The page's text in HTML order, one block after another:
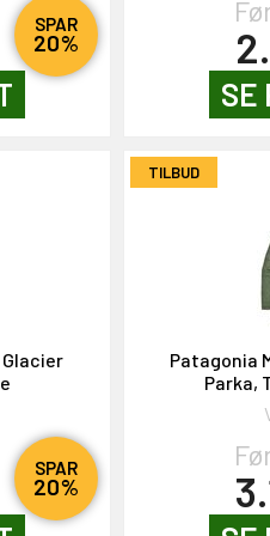
SPAR
20%
SE
SPAR
20%
TILBUD
Patagonia
Parka,